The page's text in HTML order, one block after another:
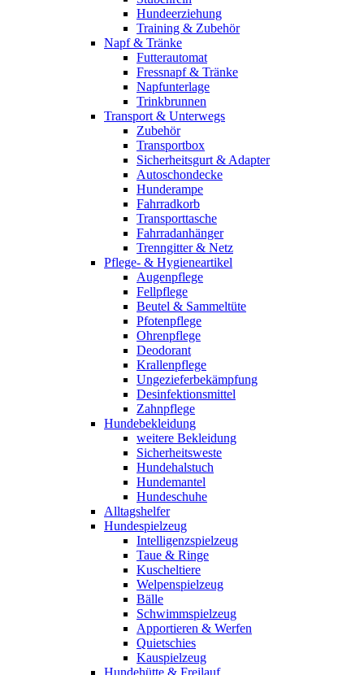
Hundeerziehung
Training & Zubehör
Napf & Tränke
Futterautomat
Fressnapf & Tränke
Napfunterlage
Trinkbrunnen
Transport & Unterwegs
Zubehör
Transportbox
Sicherheitsgurt & Adapter
Autoschondecke
Hunderampe
Fahrradkorb
Transporttasche
Fahrradanhänger
Trenngitter & Netz
Pflege- & Hygieneartikel
Augenpflege
Fellpflege
Beutel & Sammeltüte
Pfotenpflege
Ohrenpflege
Deodorant
Krallenpflege
Ungezieferbekämpfung
Desinfektionsmittel
Zahnpflege
Hundebekleidung
weitere Bekleidung
Sicherheitsweste
Hundehalstuch
Hundemantel
Hundeschuhe
Alltagshelfer
Hundespielzeug
Intelligenzspielzeug
Taue & Ringe
Kuscheltiere
Welpenspielzeug
Bälle
Schwimmspielzeug
Apportieren & Werfen
Quietschies
Kauspielzeug
Hundehütte & Freilauf